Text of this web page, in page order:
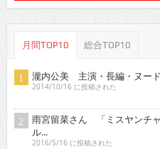
月間TOP10 総合TOP10
瀧内公美 主演・長編・ヌー
2014/10/16 に投稿された
雨宮留菜さん 「ミスヤンチ
ル...
2016/5/16 に投稿された